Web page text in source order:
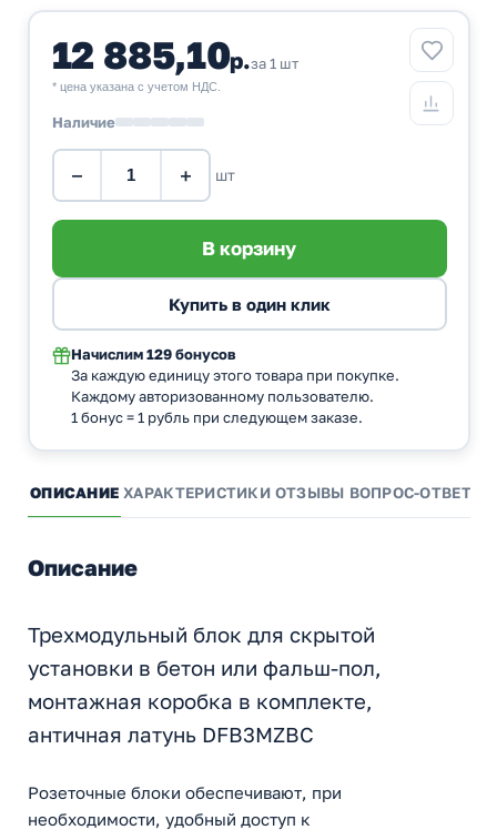
12 885,10р.за 1 шт
* цена указана с учетом НДС.
Наличие
− + шт
Начислим 129 бонусов
За каждую единицу этого товара при покупке.
Каждому авторизованному пользователю.
1 бонус = 1 рубль при следующем заказе.
ОПИСАНИЕ ХАРАКТЕРИСТИКИ ОТЗЫВЫ ВОПРОС-ОТВЕТ
Описание
Трехмодульный блок для скрытой
установки в бетон или фальш-пол,
монтажная коробка в комплекте,
античная латунь DFB3MZBC
Розеточные блоки обеспечивают, при
необходимости, удобный доступ к